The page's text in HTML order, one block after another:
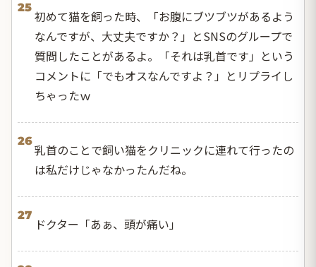
25
初めて猫を飼った時、「お腹にブツブツがあるよう
なんですが、大丈夫ですか？」とSNSのグループで
質問したことがあるよ。「それは乳首です」という
コメントに「でもオスなんですよ？」とリプライし
ちゃったｗ
26
乳首のことで飼い猫をクリニックに連れて行ったの
は私だけじゃなかったんだね。
27
ドクター「あぁ、頭が痛い」